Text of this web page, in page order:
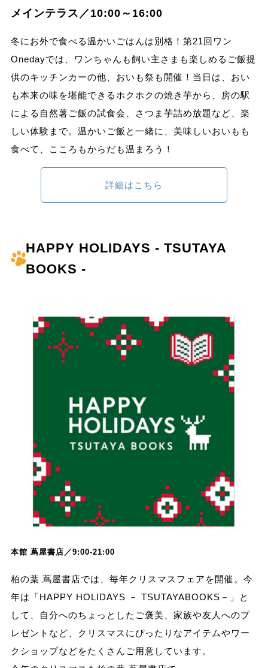
メインテラス／10:00～16:00
冬にお外で食べる温かいごはんは別格！第21回ワン
Onedayでは、ワンちゃんも飼い主さまも楽しめるご飯提
供のキッチンカーの他、おいも祭も開催！当日は、おい
も本来の味を堪能できるホクホクの焼き芋から、房の駅
による自然薯ご飯の試食会、さつま芋詰め放題など、楽
しい体験まで。温かいご飯と一緒に、美味しいおいもも
食べて、こころもからだも温まろう！
詳細はこちら
HAPPY HOLIDAYS - TSUTAYA
BOOKS -
本館 蔦屋書店／9:00-21:00
柏の葉 蔦屋書店では、毎年クリスマスフェアを開催。今
年は「HAPPY HOLIDAYS － TSUTAYABOOKS－」と
して、自分へのちょっとしたご褒美、家族や友人へのプ
レゼントなど、クリスマスにぴったりなアイテムやワー
クショップなどをたくさんご用意しています。